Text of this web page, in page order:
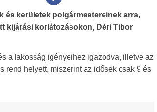
és kerületek polgármestereinek arra,
kijárási korlátozásokon, Déri Tibor
a lakosság igényeihez igazodva, illetve az
rend helyett, miszerint az idősek csak 9 és